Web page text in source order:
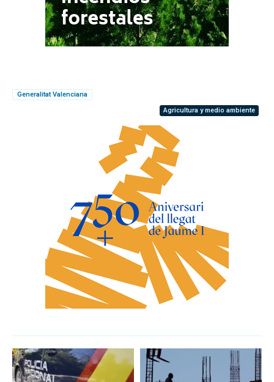
Generalitat Valenciana
Agricultura y medio ambiente